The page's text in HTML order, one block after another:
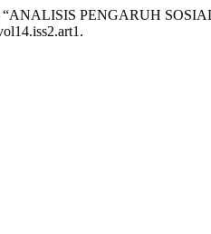
“ANALISIS PENGARUH